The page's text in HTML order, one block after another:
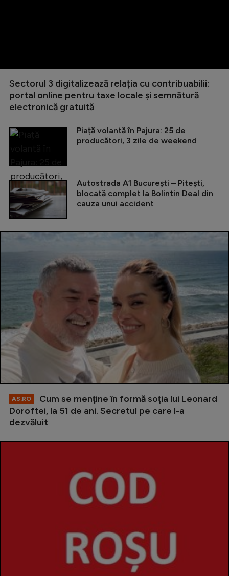
Sectorul 3 digitalizează relația cu contribuabilii:
portal online pentru taxe locale și semnătură
electronică gratuită
Piață volantă în Pajura: 25 de
producători, 3 zile de weekend
Autostrada A1 București – Pitești,
blocată complet la Bolintin Deal din
cauza unui accident
AS.RO
Cum se menţine în formă soţia lui Leonard
Doroftei, la 51 de ani. Secretul pe care l-a
dezvăluit